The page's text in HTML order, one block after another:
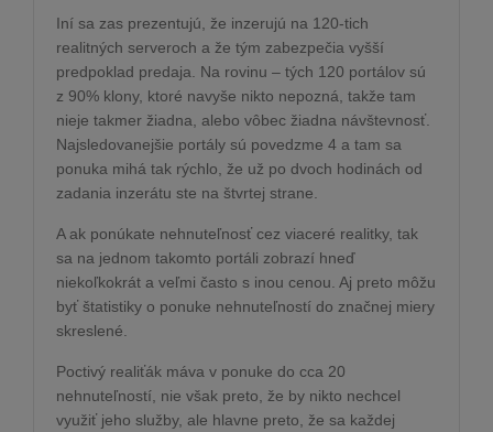
Iní sa zas prezentujú, že inzerujú na 120-tich
realitných serveroch a že tým zabezpečia vyšší
predpoklad predaja. Na rovinu – tých 120 portálov sú
z 90% klony, ktoré navyše nikto nepozná, takže tam
nieje takmer žiadna, alebo vôbec žiadna návštevnosť.
Najsledovanejšie portály sú povedzme 4 a tam sa
ponuka mihá tak rýchlo, že už po dvoch hodinách od
zadania inzerátu ste na štvrtej strane.
A ak ponúkate nehnuteľnosť cez viaceré realitky, tak
sa na jednom takomto portáli zobrazí hneď
niekoľkokrát a veľmi často s inou cenou. Aj preto môžu
byť štatistiky o ponuke nehnuteľností do značnej miery
skreslené.
Poctivý realiťák máva v ponuke do cca 20
nehnuteľností, nie však preto, že by nikto nechcel
využiť jeho služby, ale hlavne preto, že sa každej